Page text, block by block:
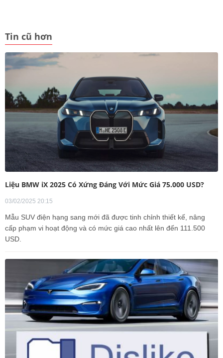
Tin cũ hơn
Liệu BMW iX 2025 Có Xứng Đáng Với Mức Giá 75.000 USD?
03/02/2025 20:15
Mẫu SUV điện hạng sang mới đã được tinh chỉnh thiết kế, nâng
cấp phạm vi hoạt động và có mức giá cao nhất lên đến 111.500
USD.